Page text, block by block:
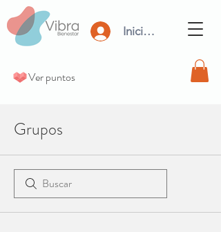
Iniciar Sesión
Ver puntos
Grupos